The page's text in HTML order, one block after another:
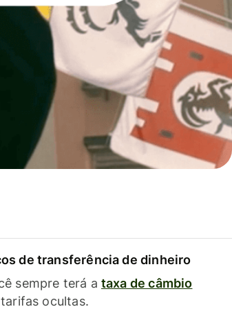
de transferência de dinheiro
sempre terá a taxa de câmbio
ocultas.